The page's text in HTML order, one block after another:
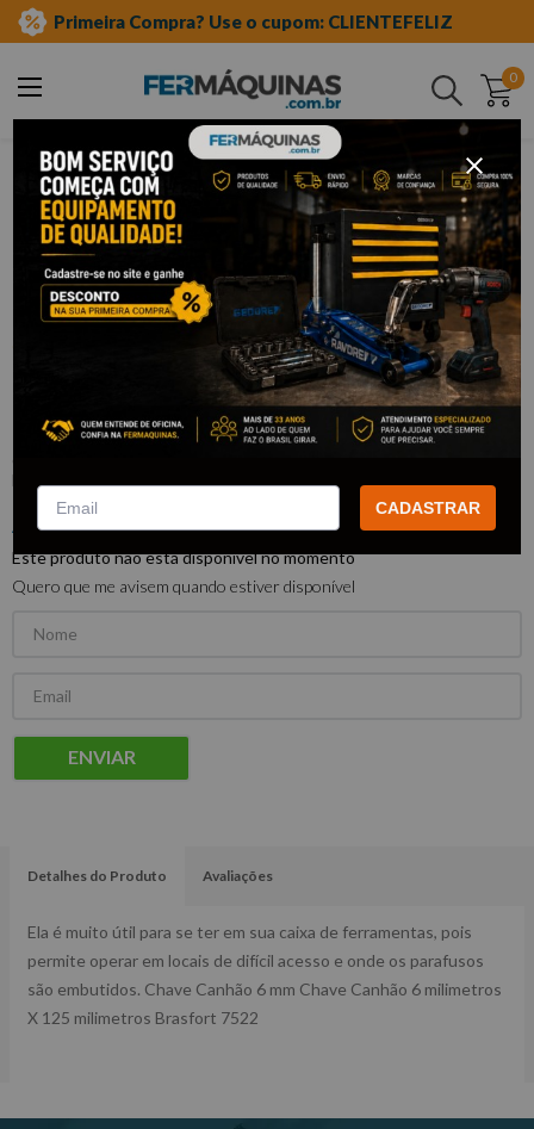
Primeira Compra? Use o cupom: CLIENTEFELIZ
0
Buscar
ferramentas manuais chave canhão avulsa
Chave Canhão com 6 mm x 125 mm
Brasfort 7522
Este produto não está disponível no momento
Quero que me avisem quando estiver disponível
ENVIAR
Detalhes do Produto Avaliações
Ela é muito útil para se ter em sua caixa de ferramentas, pois
permite operar em locais de difícil acesso e onde os parafusos
são embutidos. Chave Canhão 6 mm Chave Canhão 6 milimetros
X 125 milimetros Brasfort 7522
CADASTRAR